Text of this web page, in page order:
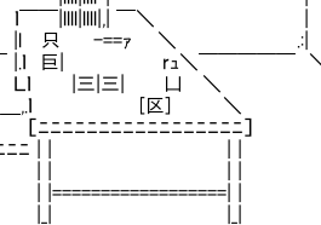
￣|llll|llll|,|
只 -==ｧ ＼
￣ |.ｌ 巨| rｭ＼￣￣￣
ｌ |三|三| 凵
|＿＿,.ｌ [区] ＼ |
ﾆﾆﾆﾆﾆﾆﾆﾆﾆﾆﾆﾆﾆﾆﾆ］ |
| | | | ⊂ニﾆﾆﾆ
| | | | ○